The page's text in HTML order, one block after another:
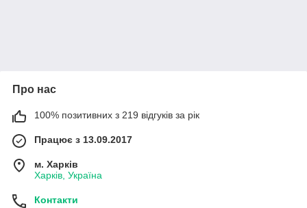
Про нас
100% позитивних з 219 відгуків за рік
Працює з 13.09.2017
м. Харків
Харків, Україна
Контакти